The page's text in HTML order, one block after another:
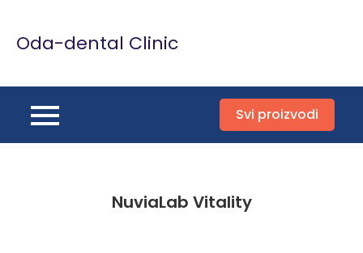
content
Oda-dental Clinic
Svi proizvodi
NuviaLab Vitality